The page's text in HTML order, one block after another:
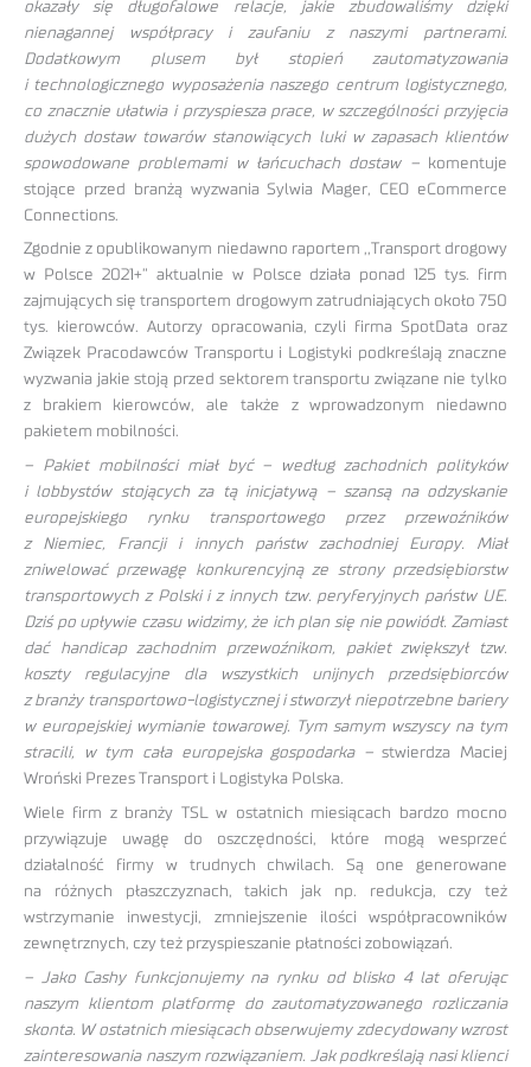
okazały się długofalowe relacje, jakie zbudowaliśmy dzięki
nienagannej współpracy i zaufaniu z naszymi partnerami.
Dodatkowym plusem był stopień zautomatyzowania
i technologicznego wyposażenia naszego centrum logistycznego,
co znacznie ułatwia i przyspiesza prace, w szczególności przyjęcia
dużych dostaw towarów stanowiących luki w zapasach klientów
spowodowane problemami w łańcuchach dostaw –komentuje
stojące przed branżą wyzwania Sylwia Mager, CEO eCommerce
Connections.
Zgodnie z opublikowanym niedawno raportem ,,Transport drogowy
w Polsce 2021+” aktualnie w Polsce działa ponad 125 tys. firm
zajmujących się transportem drogowym zatrudniających około 750
tys. kierowców. Autorzy opracowania, czyli firma SpotData oraz
Związek Pracodawców Transportu i Logistyki podkreślają znaczne
wyzwania jakie stoją przed sektorem transportu związane nie tylko
z brakiem kierowców, ale także z wprowadzonym niedawno
pakietem mobilności.
– Pakiet mobilności miał być – według zachodnich polityków
i lobbystów stojących za tą inicjatywą – szansą na odzyskanie
europejskiego rynku transportowego przez przewoźników
z Niemiec, Francji i innych państw zachodniej Europy. Miał
zniwelować przewagę konkurencyjną ze strony przedsiębiorstw
transportowych z Polski i z innych tzw. peryferyjnych państw UE.
Dziś po upływie czasu widzimy, że ich plan się nie powiódł. Zamiast
dać handicap zachodnim przewoźnikom, pakiet zwiększył tzw.
koszty regulacyjne dla wszystkich unijnych przedsiębiorców
z branży transportowo-logistycznej i stworzył niepotrzebne bariery
w europejskiej wymianie towarowej. Tym samym wszyscy na tym
stracili, w tym cała europejska gospodarka –stwierdza Maciej
Wroński Prezes Transport i Logistyka Polska.
Wiele firm z branży TSL w ostatnich miesiącach bardzo mocno
przywiązuje uwagę do oszczędności, które mogą wesprzeć
działalność firmy w trudnych chwilach. Są one generowane
na różnych płaszczyznach, takich jak np. redukcja, czy też
wstrzymanie inwestycji, zmniejszenie ilości współpracowników
zewnętrznych, czy też przyspieszanie płatności zobowiązań.
– Jako Cashy funkcjonujemy na rynku od blisko 4 lat oferując
naszym klientom platformę do zautomatyzowanego rozliczania
skonta. W ostatnich miesiącach obserwujemy zdecydowany wzrost
zainteresowania naszym rozwiązaniem. Jak podkreślają nasi klienci